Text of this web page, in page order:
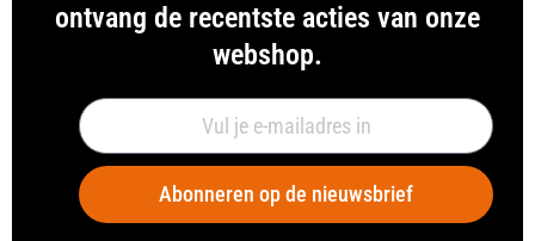
ontvang de recentste acties van onze
webshop.
Abonneren op de nieuwsbrief